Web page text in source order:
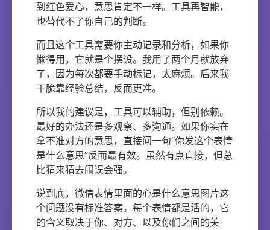
到红色爱心，意思肯定不一样。工具再智能，
也替代不了你自己的判断。
而且这个工具需要你主动记录和分析，如果你
懒得用，它就是个摆设。我用了两个月就放弃
了，因为每次都要手动标记，太麻烦。后来我
干脆靠经验总结，反而更准。
所以我的建议是，工具可以辅助，但别依赖。
最好的办法还是多观察、多沟通。如果你实在
拿不准对方的意思，直接问一句“你发这个表情
是什么意思”反而最有效。虽然有点直接，但总
比猜来猜去闹误会强。
说到底，微信表情里面的心是什么意思图片这
个问题没有标准答案。每个表情都是活的，它
的含义取决于你、对方、以及你们之间的关